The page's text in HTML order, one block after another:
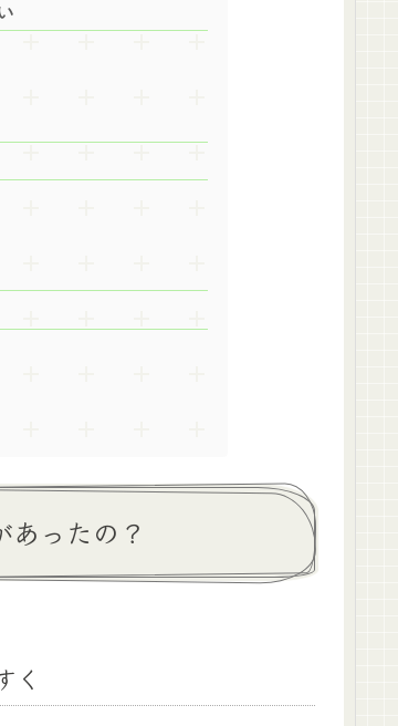
ったの？
く